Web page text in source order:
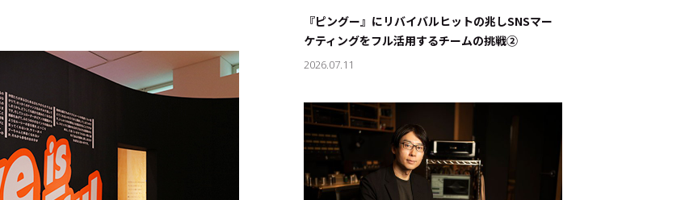
『ピングー』にリバイバルヒットの兆し――SNSマー
ケティングをフル活用するチームの挑戦②
2026.07.11